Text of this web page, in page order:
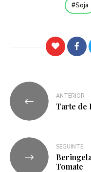
Soja
ANTERIOR
Tarte de
SEGUINTE
Tomate